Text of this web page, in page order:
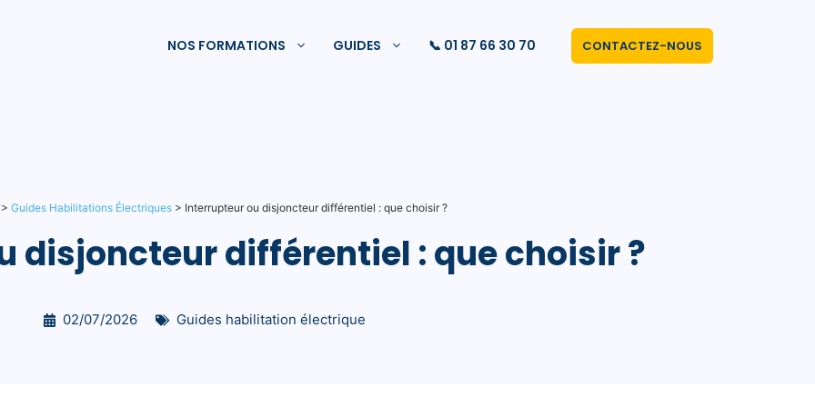
NOS FORMATIONS GUIDES 📞 01 87 66 30 70 CONTACTEZ-NOUS
> Guides Habilitations Électriques > Interrupteur ou disjoncteur différentiel : que choisir ?
disjoncteur différentiel : que choisir ?
02/07/2026 Guides habilitation électrique